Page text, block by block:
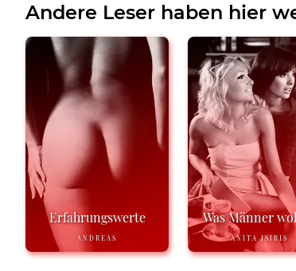
Andere Leser haben hier
Erfahrungswerte
ANDREAS
Was Männer
ANITA ISIRIS